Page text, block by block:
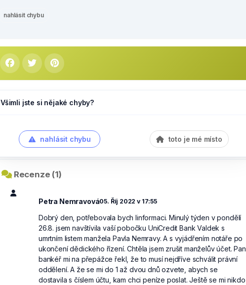
nahlásit chybu
Všimli jste si nějaké chyby?
nahlásit chybu toto je mé místo
Recenze (1)
Petra Nemravová05. Říj 2022 v 17:55
Dobrý den, potřebovala bych linformaci. Minulý týden v pondělí
26.8. jsem navštívila vaší pobočku UniCredit Bank Valdek s
umrtním listem manžela Pavla Nemravy. A s vyjádřením notáře po
ukončení dědického řízení. Chtěla jsem zrušit manželův účet. Pan
bankéř mi na přepážce řekl, že to musí nejdříve schválit právní
oddělení. A že se mi do 1 až dvou dnů ozvete, abych se
dostavila s číslem účtu, kam chci peníze poslat. Ještě se mi nikdo